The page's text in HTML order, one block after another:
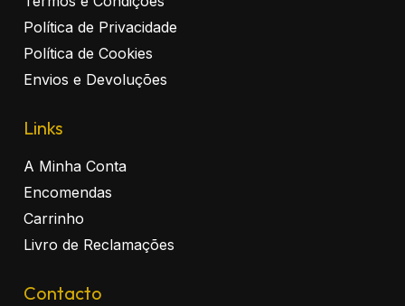
Política de Privacidade
Política de Cookies
Envios e Devoluções
Links
A Minha Conta
Encomendas
Carrinho
Livro de Reclamações
Contacto